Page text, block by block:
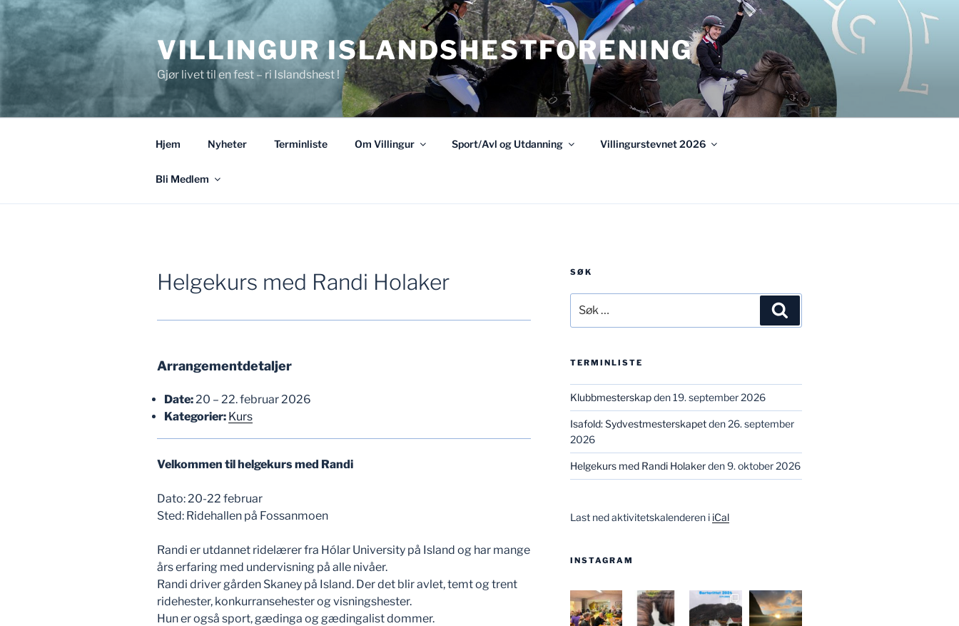
Gå
innhold
VILLINGUR ISLANDSHESTFORENING
Gjør livet til en fest – ri Islandshest !
Hjem Nyheter Terminliste Om Villingur Sport/Avl og Utdanning Villingurstevnet 2026
Bli Medlem
Helgekurs med Randi Holaker
Arrangementdetaljer
Date:20 – 22. februar 2026
Kategorier: Kurs
Velkommen til helgekurs med Randi
Dato: 20-22 februar
Sted: Ridehallen på Fossanmoen
Randi er utdannet ridelærer fra Hólar University på Island og har mange
års erfaring med undervisning på alle nivåer.
Randi driver gården Skaney på Island. Der det blir avlet, temt og trent
ridehester, konkurransehester og visningshester.
Hun er også sport, gædinga og gædingalist dommer.
SØK
etter:
TERMINLISTE
Klubbmesterskapden 19. september 2026
Isafold: Sydvestmesterskapetden 26. september
2026
Helgekurs med Randi Holakerden 9. oktober 2026
Last ned aktivitetskalenderen i iCal
INSTAGRAM